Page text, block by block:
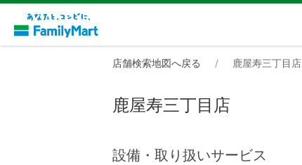
店舗検索地図へ戻る 鹿屋寿三丁目店
鹿屋寿三丁目店
設備・取り扱いサービス